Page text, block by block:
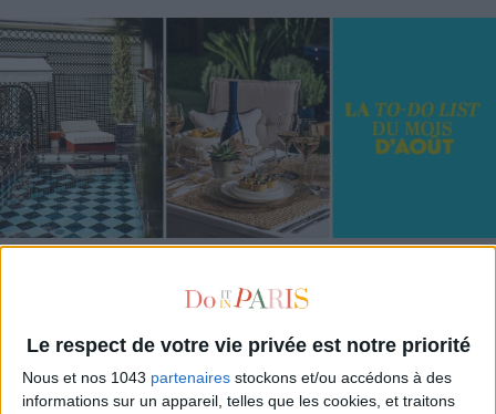
Le respect de votre vie privée est notre priorité
Nous et nos 1043 partenaires stockons et/ou accédons à des
informations sur un appareil, telles que les cookies, et traitons